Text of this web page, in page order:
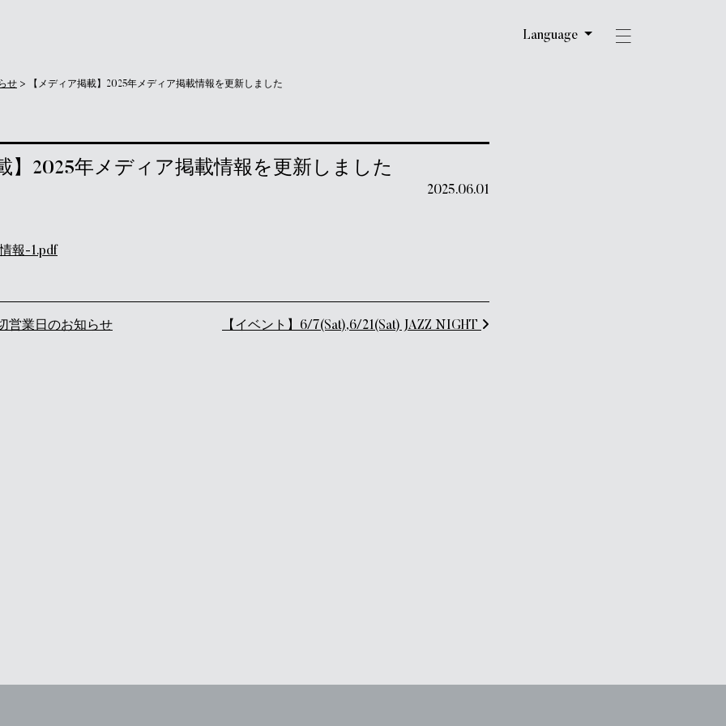
Language
せ > 【メディア掲載】2025年メディア掲載情報を更新しました
】2025年メディア掲載情報を更新しました
2025.06.01
報-1.pdf
ション
営業日のお知らせ 【イベント】6/7(Sat),6/21(Sat) JAZZ NIGHT